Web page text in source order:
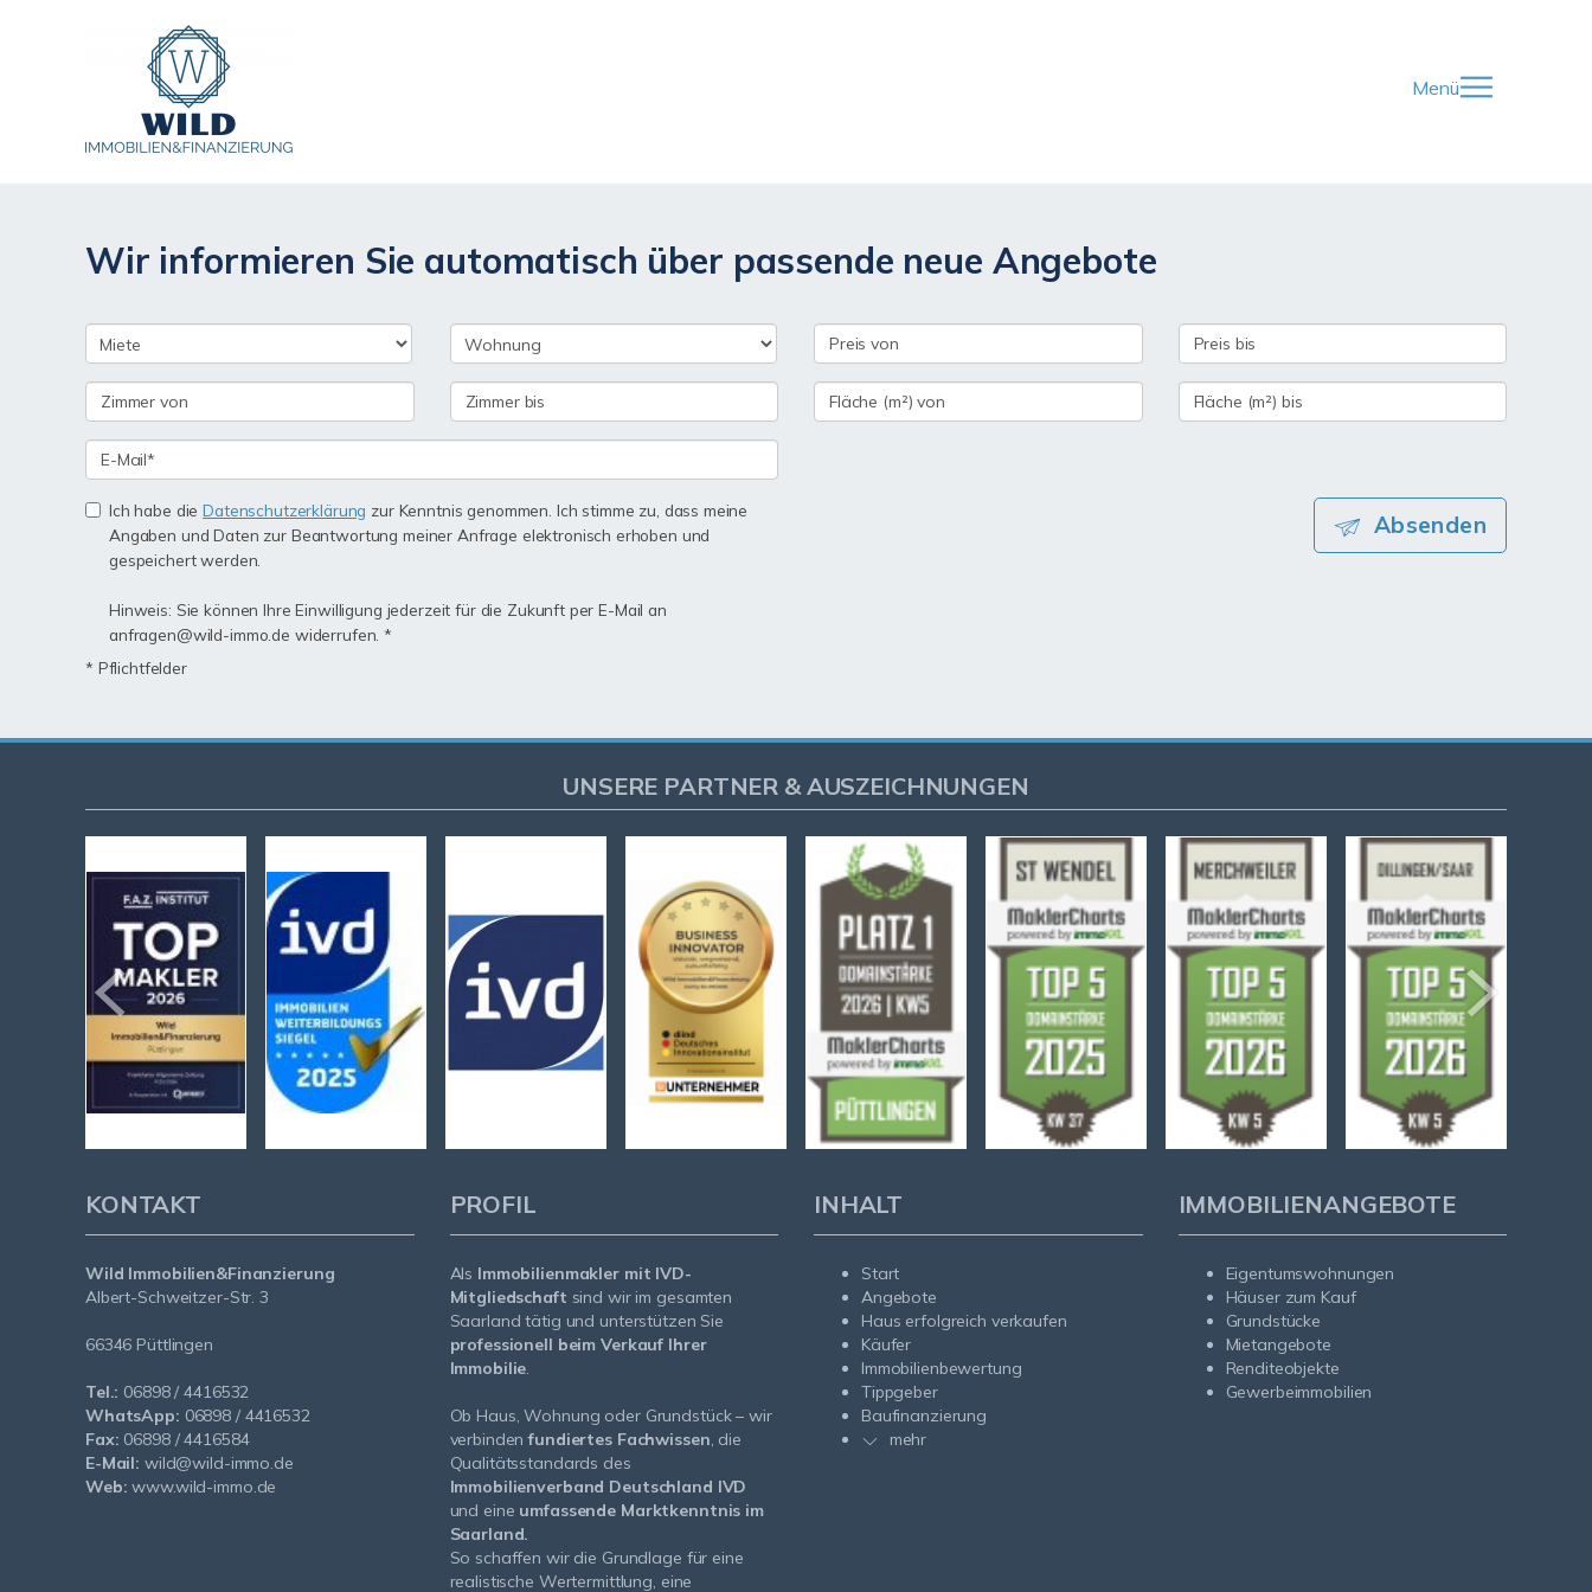
Menü
Wir informieren Sie automatisch über passende neue Angebote
Ich habe dieDatenschutzerklärung zur Kenntnis genommen. Ich stimme zu, dass meine
Angaben und Daten zur Beantwortung meiner Anfrage elektronisch erhoben und
gespeichert werden.
Hinweis: Sie können Ihre Einwilligung jederzeit für die Zukunft per E-Mail an
anfragen@wild-immo.de widerrufen. *
* Pflichtfelder
Absenden
UNSERE PARTNER & AUSZEICHNUNGEN
KONTAKT
Wild Immobilien&Finanzierung
Albert-Schweitzer-Str. 3
66346 Püttlingen
Tel.: 06898 / 4416532
WhatsApp: 06898 / 4416532
Fax: 06898 / 4416584
E-Mail: wild@wild-immo.de
Web: www.wild-immo.de
PROFIL
Als Immobilienmakler mit IVD-
Mitgliedschaft sind wir im gesamten
Saarland tätig und unterstützen Sie
professionell beim Verkauf Ihrer
Immobilie.
Ob Haus, Wohnung oder Grundstück – wir
verbinden fundiertes Fachwissen, die
Qualitätsstandards des
Immobilienverband Deutschland IVD
und eine umfassende Marktkenntnis im
Saarland.
So schaffen wir die Grundlage für eine
realistische Wertermittlung, eine
INHALT
Start
Angebote
Haus erfolgreich verkaufen
Käufer
Immobilienbewertung
Tippgeber
Baufinanzierung
mehr
IMMOBILIENANGEBOTE
Eigentumswohnungen
Häuser zum Kauf
Grundstücke
Mietangebote
Renditeobjekte
Gewerbeimmobilien